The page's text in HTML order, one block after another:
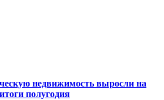
недвижимость выросли на
полугодия